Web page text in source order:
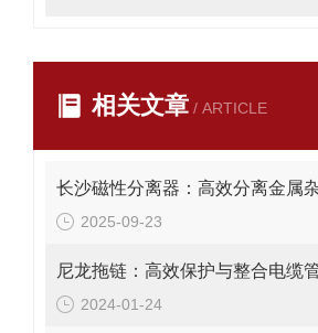
相关文章 / ARTICLE
2025-09-23
2024-01-24